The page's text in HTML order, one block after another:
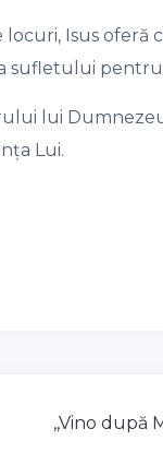
Isus oferă
sufletului
lui
Lui.
,,Vino după